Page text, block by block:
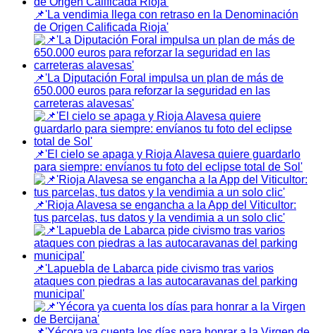
📌'La vendimia llega con retraso en la Denominación
de Origen Calificada Rioja'
📌'La Diputación Foral impulsa un plan de más de
650.000 euros para reforzar la seguridad en las
carreteras alavesas'
📌'El cielo se apaga y Rioja Alavesa quiere guardarlo
para siempre: envíanos tu foto del eclipse total de Sol'
📌'Rioja Alavesa se engancha a la App del Viticultor:
tus parcelas, tus datos y la vendimia a un solo clic'
📌'Lapuebla de Labarca pide civismo tras varios
ataques con piedras a las autocaravanas del parking
municipal'